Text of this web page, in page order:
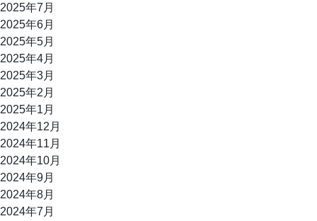
2025年7月
2025年6月
2025年5月
2025年4月
2025年3月
2025年2月
2025年1月
2024年12月
2024年11月
2024年10月
2024年9月
2024年8月
2024年7月